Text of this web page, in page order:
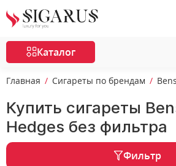
Каталог
Главная Сигареты по брендам
Купить сигареты
Hedges без фильтра
Фильтр